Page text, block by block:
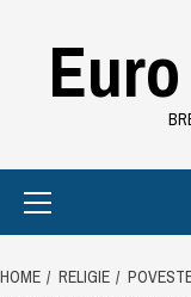
content
HOME RELIGIE